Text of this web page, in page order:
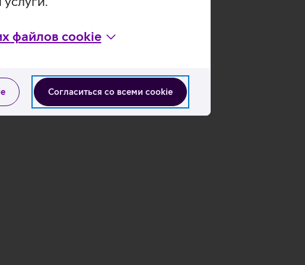
файлов cookie
Согласиться со всеми cookie